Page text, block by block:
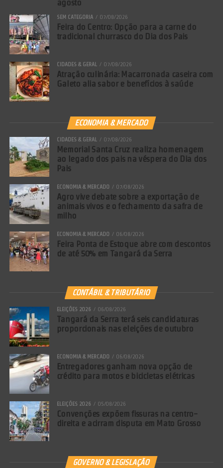
agosto
SEM CATEGORIA 07/08/2026
Feira do Centro: Opção para a carne do
tradicional churrasco do Dia dos Pais
CIDADES & GERAL 07/08/2026
Atração culinária: Macarronada caseira com
Galeto alia sabor e benefícios à saúde
ECONOMIA & MERCADO
CIDADES & GERAL 07/08/2026
Memorial Santa Cruz realiza homenagem
ao legado dos pais na véspera do Dia dos
Pais
ECONOMIA & MERCADO 07/08/2026
Agro vive debate sobre a exportação de
animais vivos e o fechamento da safra de
milho
ECONOMIA & MERCADO 06/08/2026
Feira Ponta de Estoque abre com descontos
de até 50% em Tangará da Serra
CONTÁBIL & TRIBUTÁRIO
ELEIÇÕES 2026 06/08/2026
Tangará da Serra terá seis candidaturas
proporcionais nas eleições de outubro
ECONOMIA & MERCADO 06/08/2026
Entregadores ganham nova opção de
crédito para motos e bicicletas elétricas
ELEIÇÕES 2026 05/08/2026
Convenções expõem fissuras na centro-
direita e acirram disputa em Mato Grosso
GOVERNO & LEGISLAÇÃO